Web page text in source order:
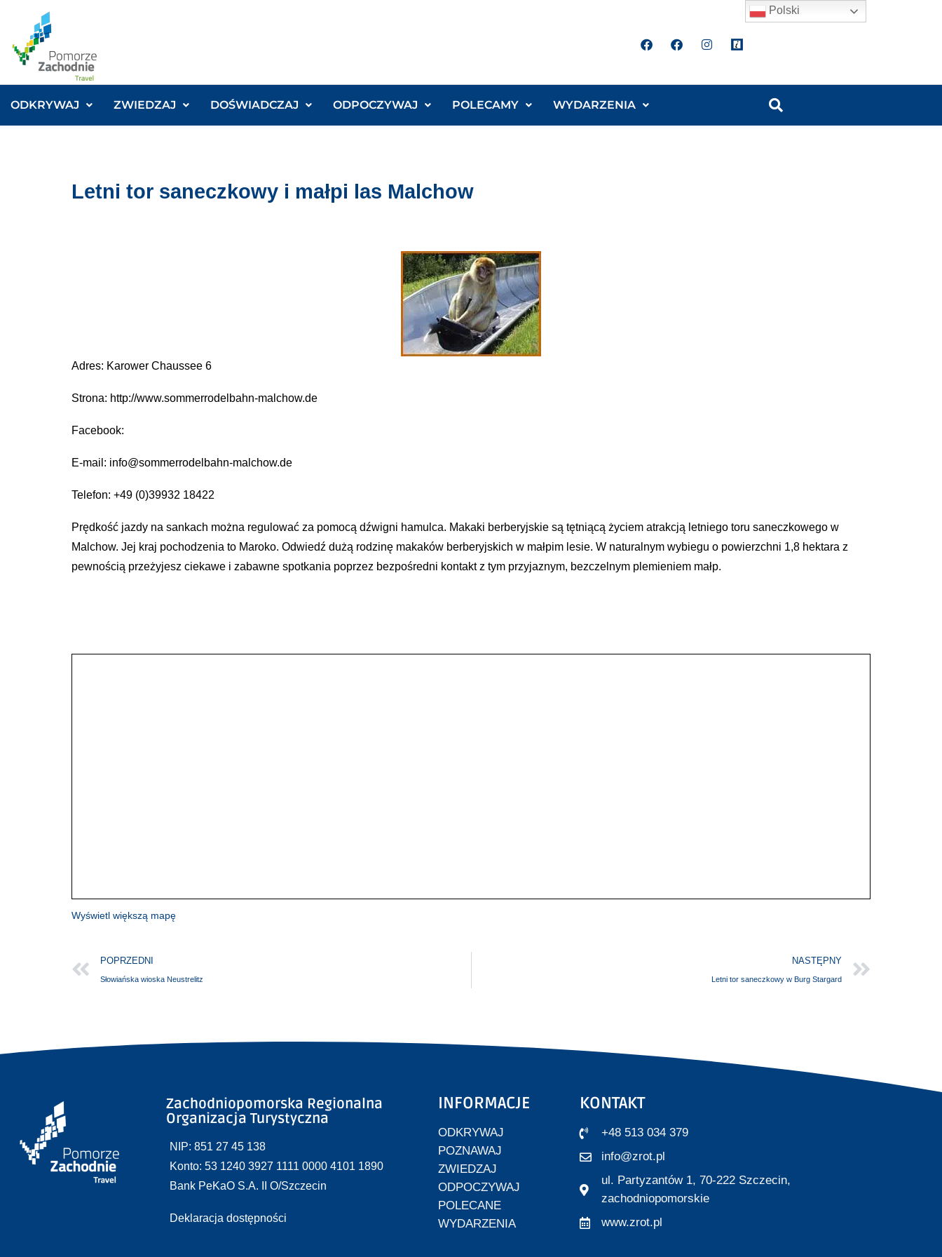
ODKRYWAJ ZWIEDZAJ DOŚWIADCZAJ ODPOCZYWAJ POLECAMY WYDARZENIA
Letni tor saneczkowy i małpi las Malchow
Adres: Karower Chaussee 6
Strona: http://www.sommerrodelbahn-malchow.de
Facebook:
E-mail: info@sommerrodelbahn-malchow.de
Telefon: +49 (0)39932 18422
Prędkość jazdy na sankach można regulować za pomocą dźwigni hamulca. Makaki berberyjskie są tętniącą życiem atrakcją letniego toru saneczkowego w
Malchow. Jej kraj pochodzenia to Maroko. Odwiedź dużą rodzinę makaków berberyjskich w małpim lesie. W naturalnym wybiegu o powierzchni 1,8 hektara z
pewnością przeżyjesz ciekawe i zabawne spotkania poprzez bezpośredni kontakt z tym przyjaznym, bezczelnym plemieniem małp.
Wyświetl większą mapę
POPRZEDNI
Słowiańska wioska Neustrelitz
NASTĘPNY
Letni tor saneczkowy w Burg Stargard
Zachodniopomorska Regionalna
Organizacja Turystyczna
NIP: 851 27 45 138
Konto: 53 1240 3927 1111 0000 4101 1890
Bank PeKaO S.A. II O/Szczecin
Deklaracja dostępności
INFORMACJE
ODKRYWAJ
POZNAWAJ
ZWIEDZAJ
ODPOCZYWAJ
POLECANE
WYDARZENIA
KONTAKT
+48 513 034 379
info@zrot.pl
ul. Partyzantów 1, 70-222 Szczecin,
zachodniopomorskie
www.zrot.pl
Polski